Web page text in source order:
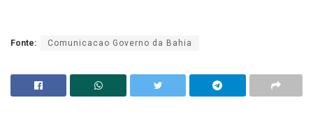
Fonte: Comunicacao Governo da Bahia